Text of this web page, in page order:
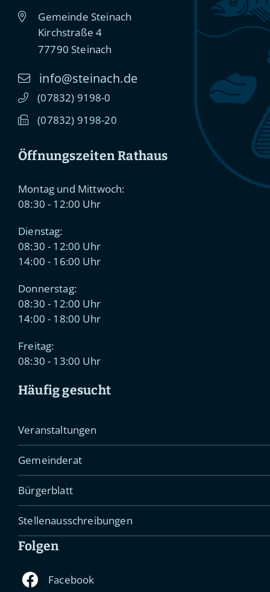
Gemeinde Steinach
Kirchstraße 4
77790 Steinach
info@steinach.de
(07832) 91 98-0
(07832) 91 98-20
Öffnungszeiten Rathaus
Montag und Mittwoch:
08:30 - 12:00 Uhr
Dienstag:
08:30 - 12:00 Uhr
14:00 - 16:00 Uhr
Donnerstag:
08:30 - 12:00 Uhr
14:00 - 18:00 Uhr
Freitag:
08:30 - 13:00 Uhr
Häufig gesucht
Veranstaltungen
Gemeinderat
Bürgerblatt
Stellenausschreibungen
Folgen